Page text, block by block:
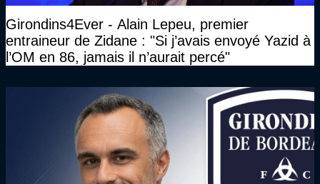
Girondins4Ever - Alain Lepeu, premier
entraineur de Zidane : "Si j’avais envoyé Yazid à
l’OM en 86, jamais il n’aurait percé"